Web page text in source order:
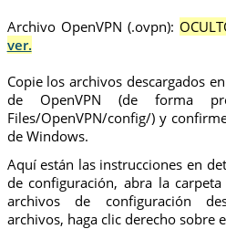
Archivo OpenVPN (.ovpn):
ver.
Copie los archivos descargados
de OpenVPN (de forma
Files/OpenVPN/config/) y
de Windows.
Aquí están las instrucciones en
de configuración, abra la carpeta
archivos de configuración
archivos, haga clic derecho sobre